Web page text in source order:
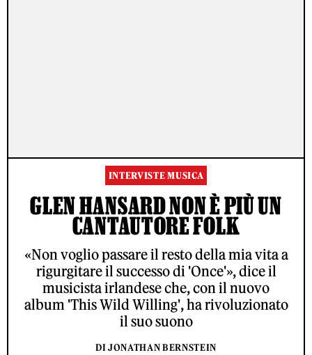
INTERVISTE MUSICA
GLEN HANSARD NON È PIÙ UN
CANTAUTORE FOLK
«Non voglio passare il resto della mia vita a
rigurgitare il successo di 'Once'», dice il
musicista irlandese che, con il nuovo
album 'This Wild Willing', ha rivoluzionato
il suo suono
DI JONATHAN BERNSTEIN